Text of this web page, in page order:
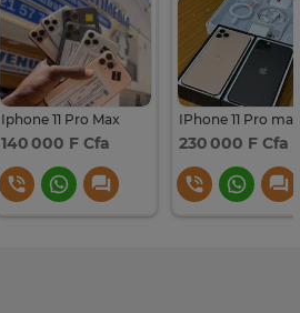
Iphone 11 Pro Max
140 000 F Cfa
IPhone 11 Pro max
230 000 F Cfa